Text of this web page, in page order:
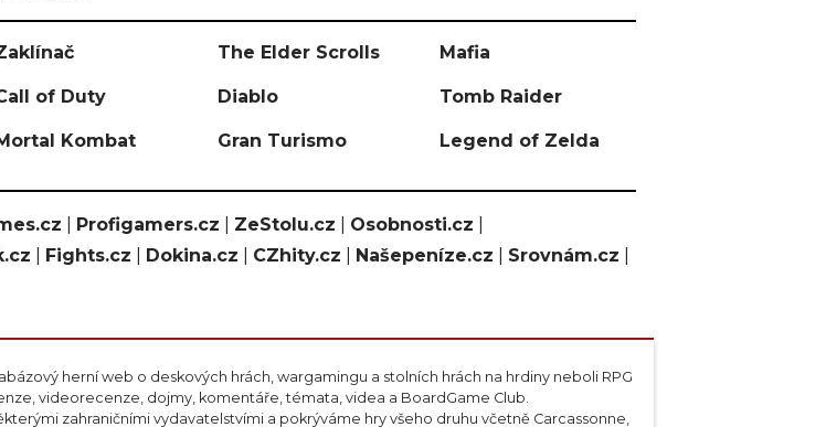
The Elder Scrolls Mafia
of Duty Diablo Tomb Raider
Kombat Gran Turismo Legend of Zelda
Profigamers.cz ZeStolu.cz Osobnosti.cz
Fights.cz Dokina.cz CZhity.cz Našepeníze.cz Srovnám.cz
herní web o deskových hrách, wargamingu a stolních hrách na hrdiny neboli RPG
videorecenze, dojmy, komentáře, témata, videa a BoardGame Club.
zahraničními vydavatelstvími a pokrýváme hry všeho druhu včetně Carcassonne,